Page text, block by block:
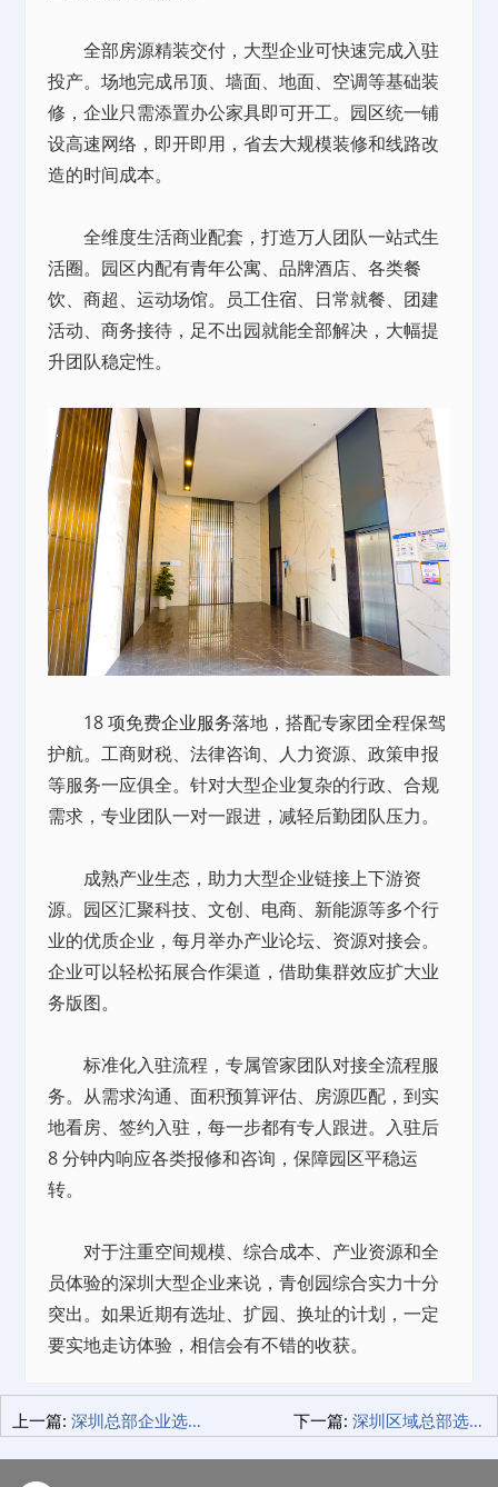
全部房源精装交付，大型企业可快速完成入驻
投产。场地完成吊顶、墙面、地面、空调等基础装
修，企业只需添置办公家具即可开工。园区统一铺
设高速网络，即开即用，省去大规模装修和线路改
造的时间成本。
全维度生活商业配套，打造万人团队一站式生
活圈。园区内配有青年公寓、品牌酒店、各类餐
饮、商超、运动场馆。员工住宿、日常就餐、团建
活动、商务接待，足不出园就能全部解决，大幅提
升团队稳定性。
18 项免费企业服务落地，搭配专家团全程保驾
护航。工商财税、法律咨询、人力资源、政策申报
等服务一应俱全。针对大型企业复杂的行政、合规
需求，专业团队一对一跟进，减轻后勤团队压力。
成熟产业生态，助力大型企业链接上下游资
源。园区汇聚科技、文创、电商、新能源等多个行
业的优质企业，每月举办产业论坛、资源对接会。
企业可以轻松拓展合作渠道，借助集群效应扩大业
务版图。
标准化入驻流程，专属管家团队对接全流程服
务。从需求沟通、面积预算评估、房源匹配，到实
地看房、签约入驻，每一步都有专人跟进。入驻后
8 分钟内响应各类报修和咨询，保障园区平稳运
转。
对于注重空间规模、综合成本、产业资源和全
员体验的深圳大型企业来说，青创园综合实力十分
突出。如果近期有选址、扩园、换址的计划，一定
要实地走访体验，相信会有不错的收获。
上一篇: 深圳总部企业选址看这里！独栋办公选青创园太省心了 下一篇: 深圳区域总部选址干货｜大型企业一定要看看青创园